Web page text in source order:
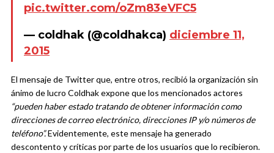
pic.twitter.com/oZm83eVFC5
— coldhak (@coldhakca) diciembre 11,
2015
El mensaje de Twitter que, entre otros, recibió la organización sin
ánimo de lucro Coldhak expone que los mencionados actores
“pueden haber estado tratando de obtener información como
direcciones de correo electrónico, direcciones IP y/o números de
teléfono”.Evidentemente, este mensaje ha generado
descontento y críticas por parte de los usuarios que lo recibieron.